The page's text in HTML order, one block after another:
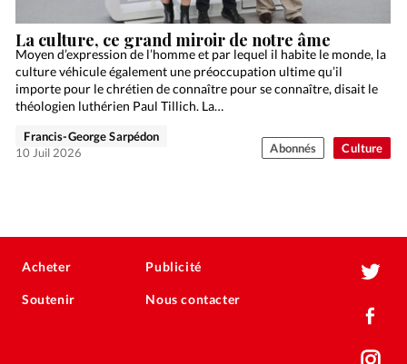
Culture
La culture, ce grand miroir de notre âme
Moyen d’expression de l’homme et par lequel il habite le monde, la
culture véhicule également une préoccupation ultime qu’il
importe pour le chrétien de connaître pour se connaître, disait le
théologien luthérien Paul Tillich. La…
Francis-George Sarpédon
10 Juil 2026
Abonnés
Acheter
Soutenir
Publicité
Nous contacter